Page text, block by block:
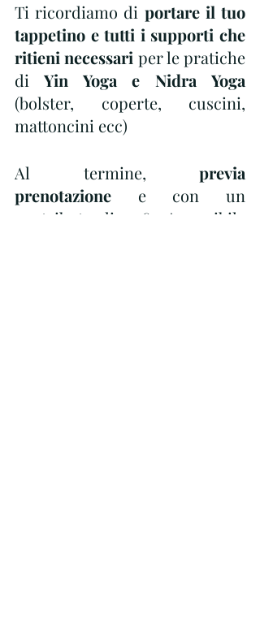
Ti ricordiamo di portare il tuo
tappetino e tutti i supporti che
ritieni necessari per le pratiche
di Yin Yoga e Nidra Yoga
(bolster, coperte, cuscini,
mattoncini ecc)
Al termine, previa
prenotazione e con un
contributo di 20€, e' possibile